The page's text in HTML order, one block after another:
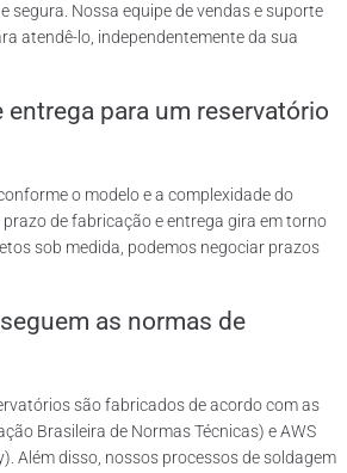
segura. Nossa equipe de vendas e suporte
atendê-lo, independentemente da sua
entrega para um reservatório
o modelo e a complexidade do
prazo de fabricação e entrega gira em torno
sob medida, podemos negociar prazos
as normas de
são fabricados de acordo com as
Brasileira de Normas Técnicas) e AWS
Além disso, nossos processos de soldagem